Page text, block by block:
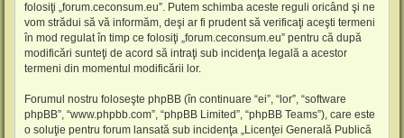
folosiţi „forum.ceconsum.eu”. Putem schimba aceste reguli oricând şi ne
vom strădui să vă informăm, deşi ar fi prudent să verificaţi aceşti termeni
în mod regulat în timp ce folosiţi „forum.ceconsum.eu” pentru că după
modificări sunteţi de acord să intraţi sub incidenţa legală a acestor
termeni din momentul modificării lor.
Forumul nostru foloseşte phpBB (în continuare “ei”, “lor”, “software
phpBB”, “www.phpbb.com”, “phpBB Limited”, “phpBB Teams”), care este
o soluţie pentru forum lansată sub incidenţa „Licenţei Generală Publică